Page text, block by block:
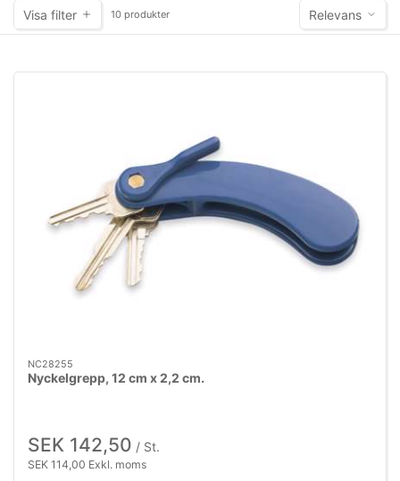
Visa filter 10 produkter Relevans
NC28255
Nyckelgrepp, 12 cm x 2,2 cm.
SEK 142,50 / St.
SEK 114,00 Exkl. moms